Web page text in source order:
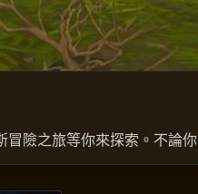
險之旅等你來探索。不